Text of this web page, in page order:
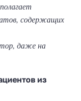
содержащих
даже на
из